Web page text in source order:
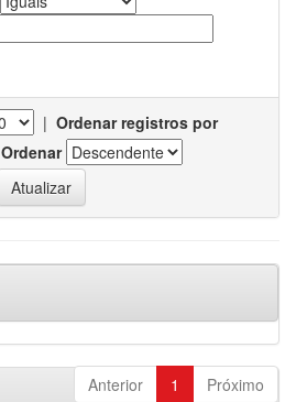
| Ordenar registros por
Ordenar
Anterior 1 Próximo